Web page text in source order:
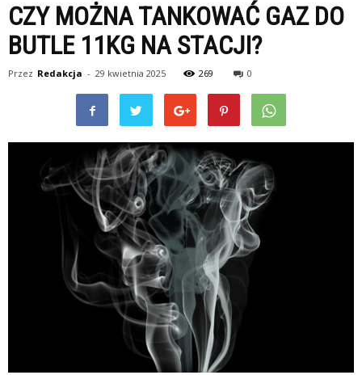
CZY MOŻNA TANKOWAĆ GAZ DO
BUTLE 11KG NA STACJI?
Przez Redakcja - 29 kwietnia 2025 269 0